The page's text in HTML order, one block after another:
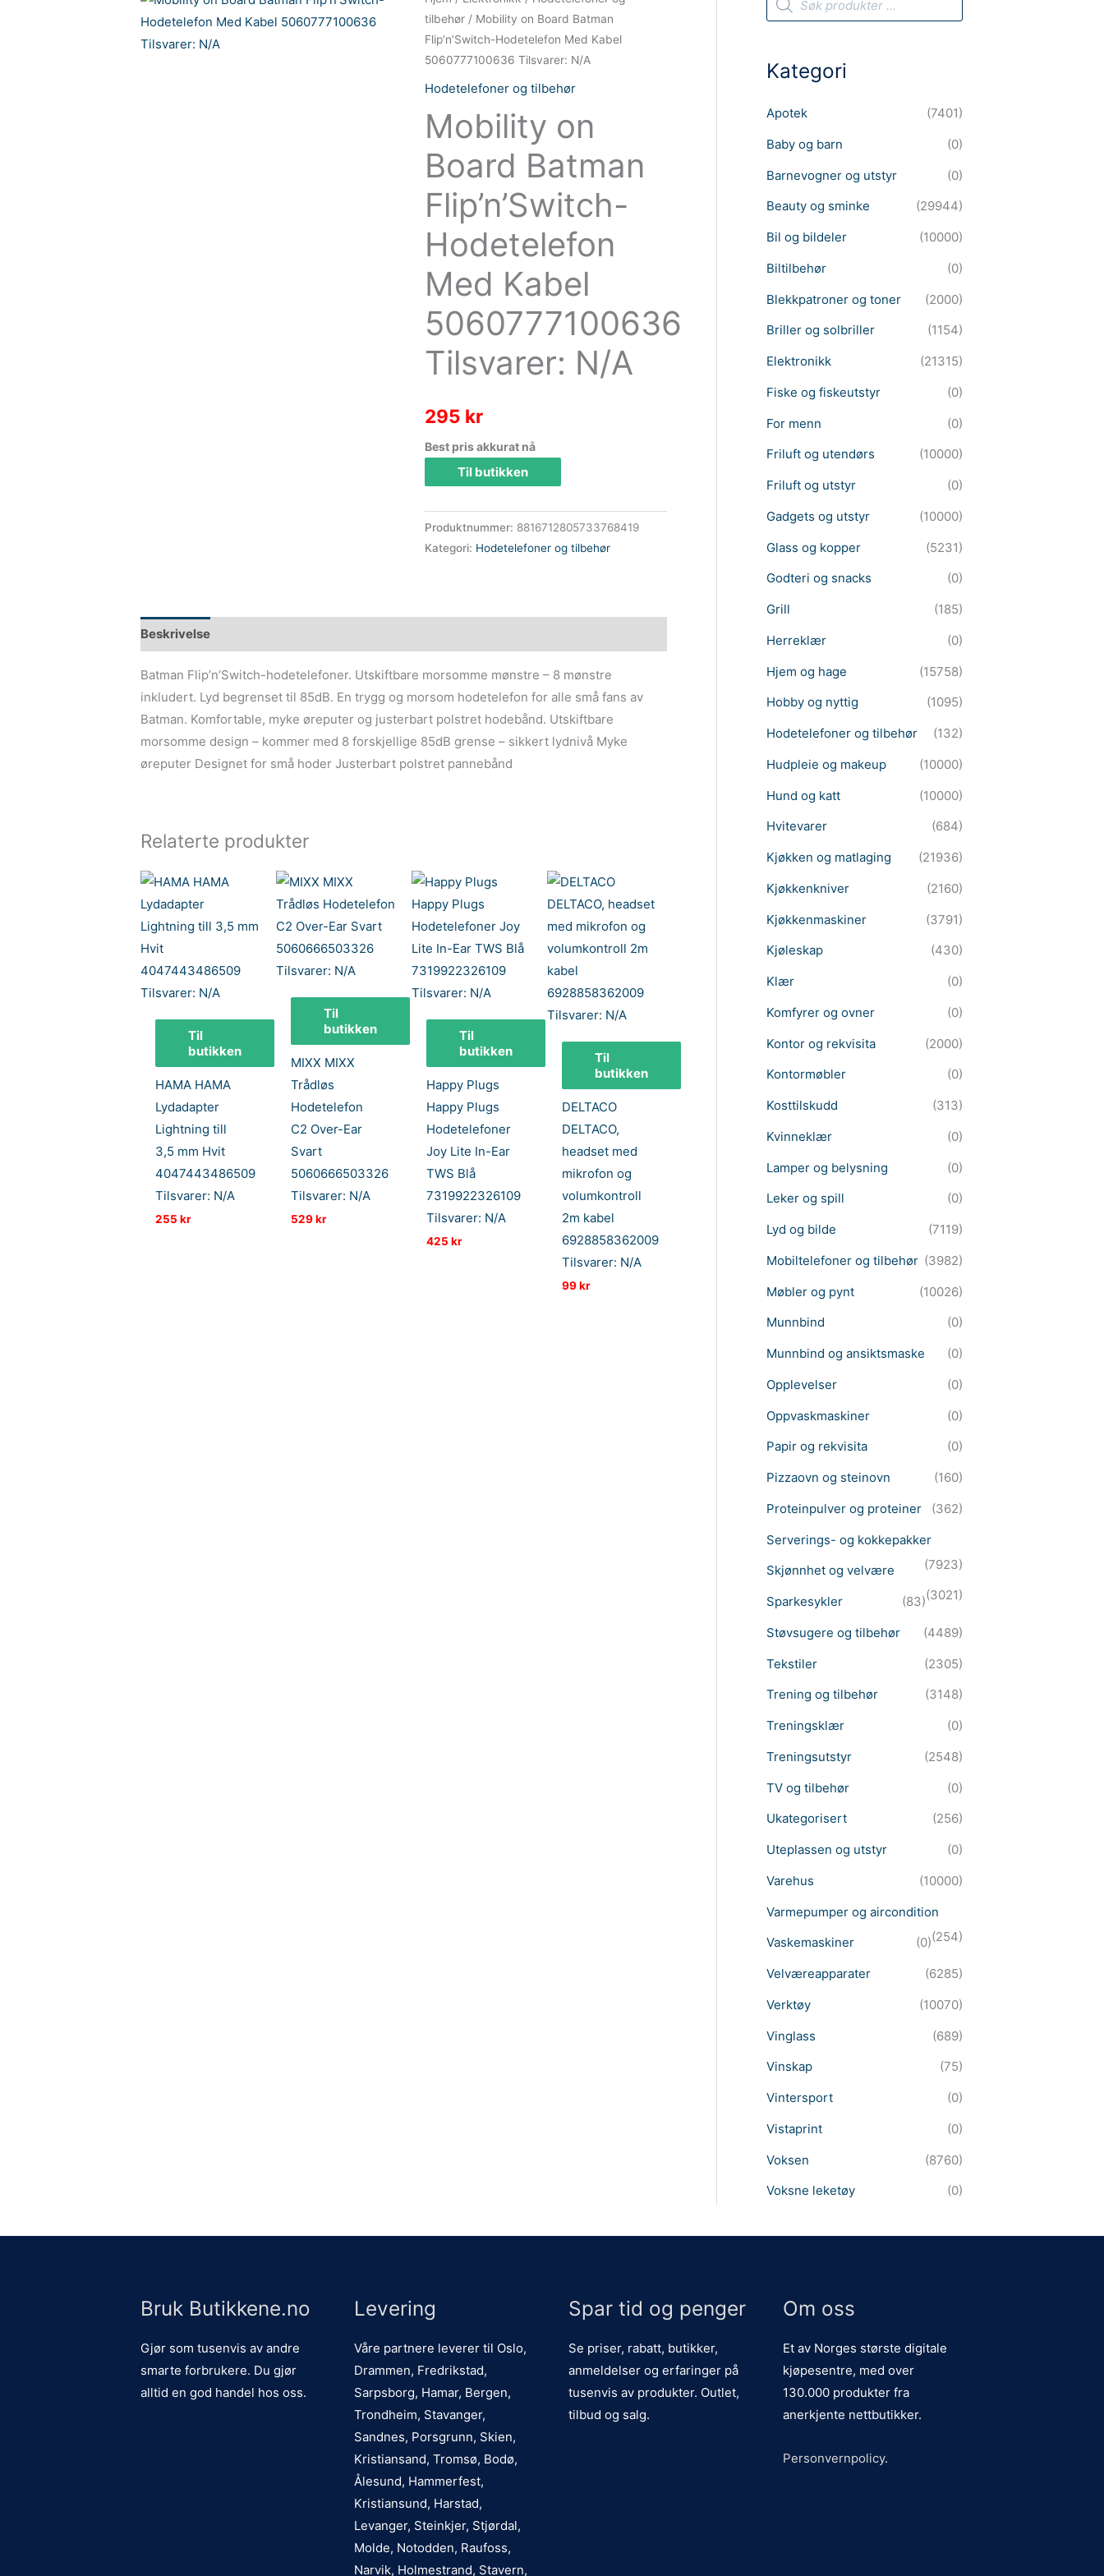
tilbehør/ Mobility on Board Batman
Flip’n’Switch-Hodetelefon Med Kabel
5060777100636 Tilsvarer: N/A
Hodetelefoner og tilbehør
Mobility on
Board Batman
Flip’n’Switch-
Hodetelefon
Med Kabel
5060777100636
Tilsvarer: N/A
295 kr
Best pris akkurat nå
Til butikken
Produktnummer: 8816712805733768419
Kategori: Hodetelefoner og tilbehør
Beskrivelse
Batman Flip’n’Switch-hodetelefoner. Utskiftbare morsomme mønstre – 8 mønstre
inkludert. Lyd begrenset til 85dB. En trygg og morsom hodetelefon for alle små fans av
Batman. Komfortable, myke øreputer og justerbart polstret hodebånd. Utskiftbare
morsomme design – kommer med 8 forskjellige 85dB grense – sikkert lydnivå Myke
øreputer Designet for små hoder Justerbart polstret pannebånd
Relaterte produkter
Til
butikken
HAMA HAMA
Lydadapter
Lightning till
3,5 mm Hvit
4047443486509
Tilsvarer: N/A
255 kr
Til
butikken
MIXX MIXX
Trådløs
Hodetelefon
C2 Over-Ear
Svart
5060666503326
Tilsvarer: N/A
529kr
Til
butikken
Happy Plugs
Happy Plugs
Hodetelefoner
Joy Lite In-Ear
TWS Blå
7319922326109
Tilsvarer: N/A
425kr
Til
butikken
DELTACO
DELTACO,
headset med
mikrofon og
volumkontroll
2m kabel
6928858362009
Tilsvarer: N/A
99kr
o
t
s
e
a
c
h
Kategori
Apotek
(7401)
Baby og barn
(0)
Barnevogner og utstyr
(0)
Beauty og sminke
(29944)
Bil og bildeler
(10000)
Biltilbehør
(0)
Blekkpatroner og toner
(2000)
Briller og solbriller
(1154)
Elektronikk
(21315)
Fiske og fiskeutstyr
(0)
For menn
(0)
Friluft og utendørs
(10000)
Friluft og utstyr
(0)
Gadgets og utstyr
(10000)
Glass og kopper
(5231)
Godteri og snacks
(0)
Grill
(185)
Herreklær
(0)
Hjem og hage
(15758)
Hobby og nyttig
(1095)
Hodetelefoner og tilbehør
(132)
Hudpleie og makeup
(10000)
Hund og katt
(10000)
Hvitevarer
(684)
Kjøkken og matlaging
(21936)
Kjøkkenkniver
(2160)
Kjøkkenmaskiner
(3791)
Kjøleskap
(430)
Klær
(0)
Komfyrer og ovner
(0)
Kontor og rekvisita
(2000)
Kontormøbler
(0)
Kosttilskudd
(313)
Kvinneklær
(0)
Lamper og belysning
(0)
Leker og spill
(0)
Lyd og bilde
(7119)
Mobiltelefoner og tilbehør (3982)
Møbler og pynt
(10026)
Munnbind
(0)
Munnbind og ansiktsmaske
(0)
Opplevelser
(0)
Oppvaskmaskiner
(0)
Papir og rekvisita
(0)
Pizzaovn og steinovn
(160)
Proteinpulver og proteiner
(362)
Serverings- og kokkepakker
(7923)
Skjønnhet og velvære
(3021)
Sparkesykler
(83)
Støvsugere og tilbehør
(4489)
Tekstiler
(2305)
Trening og tilbehør
(3148)
Treningsklær
(0)
Treningsutstyr
(2548)
TV og tilbehør
(0)
Ukategorisert
(256)
Uteplassen og utstyr
(0)
Varehus
(10000)
Varmepumper og aircondition
(254)
Vaskemaskiner
(0)
Velværeapparater
(6285)
Verktøy
(10070)
Vinglass
(689)
Vinskap
(75)
Vintersport
(0)
Vistaprint
(0)
Voksen
(8760)
Voksne leketøy
(0)
Bruk Butikkene.no
Gjør som tusenvis av andre
smarte forbrukere. Du gjør
alltid en god handel hos oss.
Levering
Våre partnere leverer til Oslo,
Drammen, Fredrikstad,
Sarpsborg, Hamar, Bergen,
Trondheim, Stavanger,
Sandnes, Porsgrunn, Skien,
Kristiansand, Tromsø, Bodø,
Ålesund, Hammerfest,
Kristiansund, Harstad,
Levanger, Steinkjer, Stjørdal,
Molde, Notodden, Raufoss,
Narvik, Holmestrand, Stavern,
Spar tid og penger
Se priser, rabatt, butikker,
anmeldelser og erfaringer på
tusenvis av produkter. Outlet,
tilbud og salg.
Om oss
Et av Norges største digitale
kjøpesentre, med over
130.000 produkter fra
anerkjente nettbutikker.
Personvernpolicy.